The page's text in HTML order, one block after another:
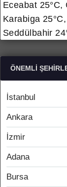
Eceabat 25°C,
Karabiga
Seddülbahir
ÖNEMLI
İstanbul
Ankara
İzmir
Adana
Bursa